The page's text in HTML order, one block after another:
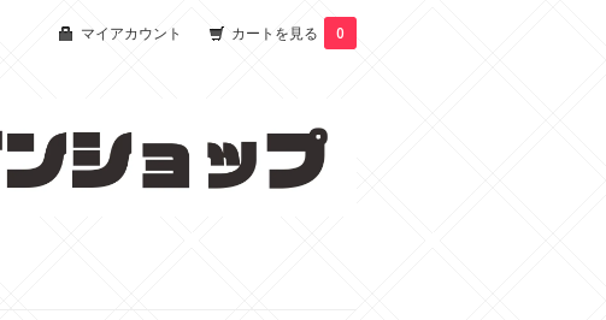
マイアカウント カートを見る 0